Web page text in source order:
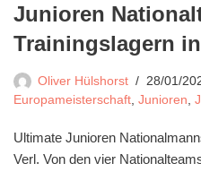
Junioren
Trainingslagern
Oliver Hülshorst
28/01/
Europameisterschaft Junioren
Ultimate Junioren
Verl. Von den vier